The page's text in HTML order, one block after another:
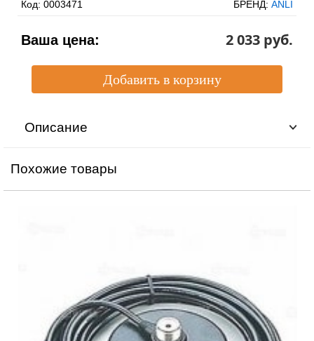
Код: 0003471 БРЕНД: ANLI
Ваша цена: 2 033 pуб.
Описание
Похожие товары